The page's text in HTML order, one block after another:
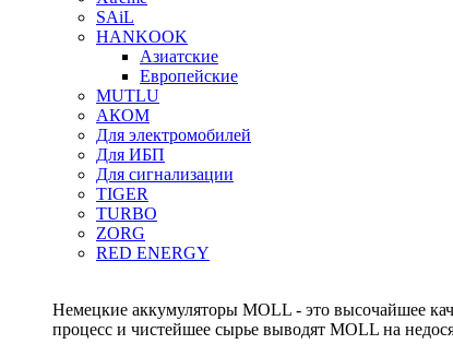
SAiL
HANKOOK
Азиатские
Европейские
MUTLU
АКОМ
Для электромобилей
Для ИБП
Для сигнализации
TIGER
TURBO
ZORG
RED ENERGY
Немецкие аккумуляторы MOLL - это высочайшее
процесс и чистейшее сырье выводят MOLL на